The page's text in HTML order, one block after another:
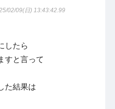
02/09(日) 13:43:42.99
したら
すと言って
た結果は